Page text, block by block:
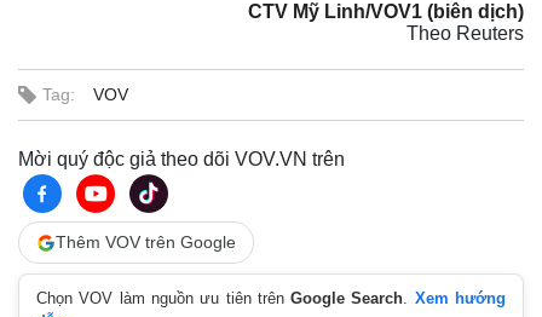
Thế giới
Quan sát
Multimedia
Video
CTV Mỹ Linh/VOV1 (biên dịch)
Theo Reuters
Tag: VOV
Mời quý độc giả theo dõi VOV.VN trên
Thêm VOV trên Google
Chọn VOV làm nguồn ưu tiên trênGoogle Search. Xem hướng